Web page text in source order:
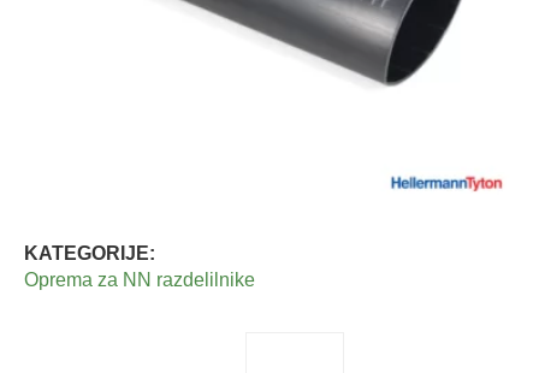
KATEGORIJE:
Oprema za NN razdelilnike